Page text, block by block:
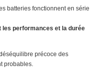
batteries fonctionnent en série
les performances et la durée
précoce des
probables.